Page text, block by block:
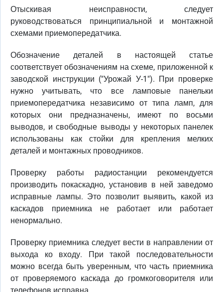
Отыскивая неисправности, следует
руководствоваться принципиальной и монтажной
схемами приемопередатчика.
Обозначение деталей в настоящей статье
соответствует обозначениям на схеме, приложенной к
заводской инструкции ("Урожай У-1"). При проверке
нужно учитывать, что все ламповые панельки
приемопередатчика независимо от типа ламп, для
которых они предназначены, имеют по восьми
выводов, и свободные выводы у некоторых панелек
использованы как стойки для крепления мелких
деталей и монтажных проводников.
Проверку работы радиостанции рекомендуется
производить покаскадно, установив в ней заведомо
исправные лампы. Это позволит выявить, какой из
каскадов приемника не работает или работает
ненормально.
Проверку приемника следует вести в направлении от
выхода ко входу. При такой последовательности
можно всегда быть уверенным, что часть приемника
от проверяемого каскада до громкоговорителя или